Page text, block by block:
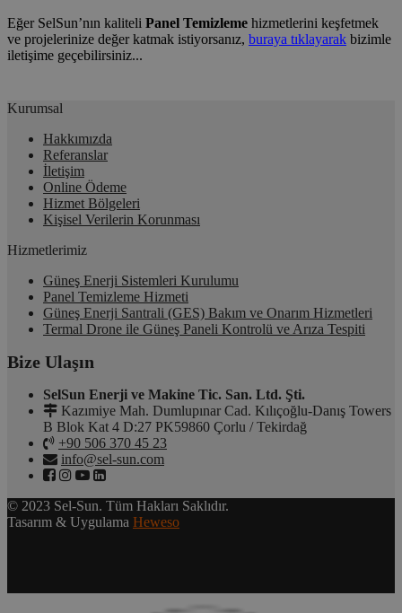
Eğer SelSun’nın kaliteli Panel Temizleme hizmetlerini keşfetmek
ve projelerinize değer katmak istiyorsanız, buraya tıklayarak bizimle
iletişime geçebilirsiniz...
Kurumsal
Hakkımızda
Referanslar
İletişim
Online Ödeme
Hizmet Bölgeleri
Kişisel Verilerin Korunması
Hizmetlerimiz
Güneş Enerji Sistemleri Kurulumu
Panel Temizleme Hizmeti
Güneş Enerji Santrali (GES) Bakım ve Onarım Hizmetleri
Termal Drone ile Güneş Paneli Kontrolü ve Arıza Tespiti
Bize Ulaşın
SelSun Enerji ve Makine Tic. San. Ltd. Şti.
Kazımiye Mah. Dumlupınar Cad. Kılıçoğlu-Danış Towers
B Blok Kat 4 D:27 PK59860 Çorlu / Tekirdağ
+90 506 370 45 23
info@sel-sun.com
© 2023 Sel-Sun. Tüm Hakları Saklıdır.
Tasarım & Uygulama Heweso